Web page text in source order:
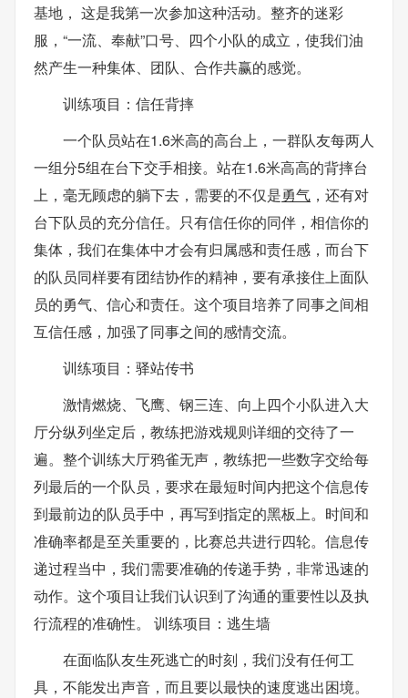
基地， 这是我第一次参加这种活动。整齐的迷彩
服，“一流、奉献”口号、四个小队的成立，使我们油
然产生一种集体、团队、合作共赢的感觉。
训练项目：信任背摔
一个队员站在1.6米高的高台上，一群队友每两人
一组分5组在台下交手相接。站在1.6米高高的背摔台
上，毫无顾虑的躺下去，需要的不仅是勇气 ，还有对
台下队员的充分信任。只有信任你的同伴，相信你的
集体，我们在集体中才会有归属感和责任感，而台下
的队员同样要有团结协作的精神，要有承接住上面队
员的勇气、信心和责任。这个项目培养了同事之间相
互信任感，加强了同事之间的感情交流。
训练项目：驿站传书
激情燃烧、飞鹰、钢三连、向上四个小队进入大
厅分纵列坐定后，教练把游戏规则详细的交待了一
遍。整个训练大厅鸦雀无声，教练把一些数字交给每
列最后的一个队员，要求在最短时间内把这个信息传
到最前边的队员手中，再写到指定的黑板上。时间和
准确率都是至关重要的，比赛总共进行四轮。信息传
递过程当中，我们需要准确的传递手势，非常迅速的
动作。这个项目让我们认识到了沟通的重要性以及执
行流程的准确性。 训练项目：逃生墙
在面临队友生死逃亡的时刻，我们没有任何工
具，不能发出声音，而且要以最快的速度逃出困境。